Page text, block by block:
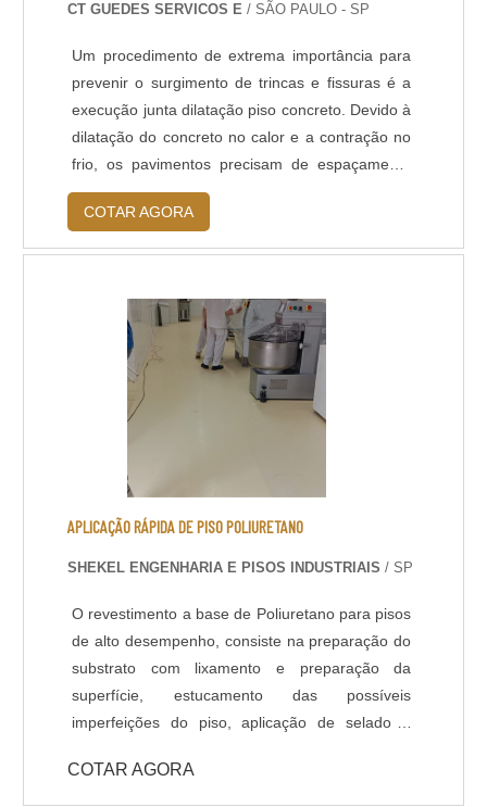
CT GUEDES SERVICOS E / SÃO PAULO - SP
Um procedimento de extrema importância para
prevenir o surgimento de trincas e fissuras é a
execução junta dilatação piso concreto. Devido à
dilatação do concreto no calor e a contração no
frio, os pavimentos precisam de espaçamento
entre as placas para que elas trabalhem
independentes e os efeitos da expansão ou
retração térmica sejam minimizados. MAIS
elementos fundamentais para o bom
funcionamento estrutural do pavimento e são
responsáveis pela parcela m.
COTAR AGORA
APLICAÇÃO RÁPIDA DE PISO POLIURETANO
SHEKEL ENGENHARIA E PISOS INDUSTRIAIS / SP
O revestimento a base de Poliuretano para pisos
de alto desempenho, consiste na preparação do
substrato com lixamento e preparação da
superfície, estucamento das possíveis
imperfeições do piso, aplicação de selador /
qualidade na espessura e cores definidas em
COTAR AGORA